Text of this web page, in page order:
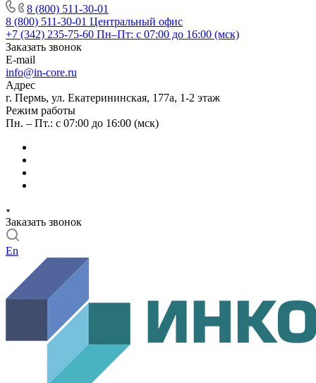
8 (800) 511-30-01
8 (800) 511-30-01 Центральный офис
+7 (342) 235-75-60 Пн–Пт: с 07:00 до 16:00 (мск)
Заказать звонок
E-mail
info@in-core.ru
Адрес
г. Пермь, ул. ​Екатерининская, 177а, ​1-2 этаж
Режим работы
Пн. – Пт.: с 07:00 до 16:00 (мск)
Заказать звонок
En